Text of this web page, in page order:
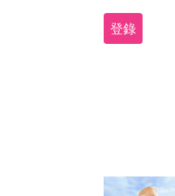
登錄